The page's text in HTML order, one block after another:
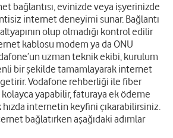
bağlantısı, evinizde veya işyerinizde
internet deneyimi sunar. Bağlantı
olup olmadığı kontrol edilir
kablosu modem ya da ONU
uzman teknik ekibi, kurulum
bir şekilde tamamlayarak internet
Vodafone rehberliği ile fiber
kolayca yapabilir, faturaya ek ödeme
hızda internetin keyfini çıkarabilirsiniz.
bağlatırken aşağıdaki adımlar